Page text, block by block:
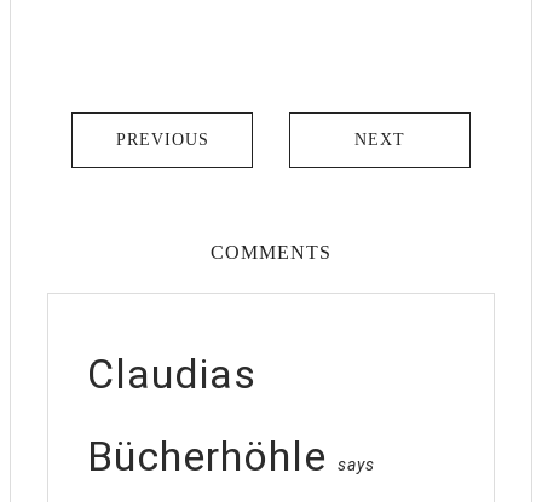
PREVIOUS NEXT
COMMENTS
Claudias
Bücherhöhle
says